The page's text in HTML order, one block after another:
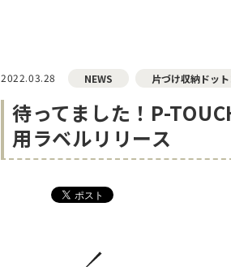
2022.03.28 NEWS 片づけ収納ドッ
待ってました！P-
用ラベルリリース